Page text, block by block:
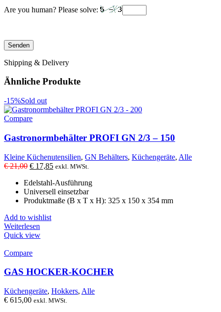
Are you human? Please solve:
Shipping & Delivery
Ähnliche Produkte
-15%Sold out
Compare
Gastronormbehälter PROFI GN 2/3 – 150
Kleine Küchenutensilien, GN Behälters, Küchengeräte, Alle
€21,00 Ursprünglicher
war:
€ 21,00
€ 17,85Aktueller
ist:
€ 17,85.
exkl. MWSt.
Edelstahl-Ausführung
Universell einsetzbar
Produktmaße (B x T x H): 325 x 150 x 354 mm
Add to wishlist
Weiterlesen
Quick view
Compare
GAS HOCKER-KOCHER
Küchengeräte, Hokkers, Alle
€ 615,00 exkl. MWSt.